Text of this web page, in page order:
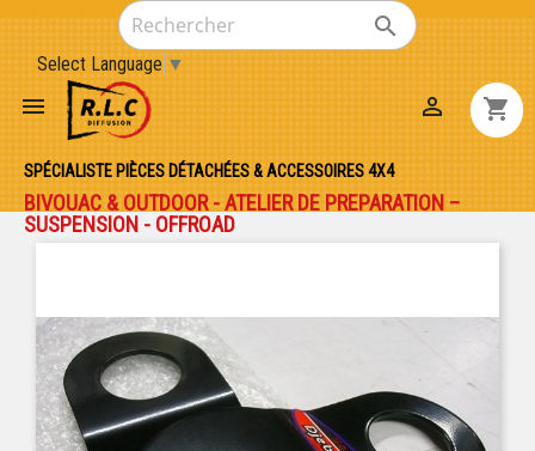

Select Language ▼
 shopping_cart

SPÉCIALISTE PIÈCES DÉTACHÉES & ACCESSOIRES 4X4
BIVOUAC & OUTDOOR - ATELIER DE PREPARATION –
SUSPENSION - OFFROAD